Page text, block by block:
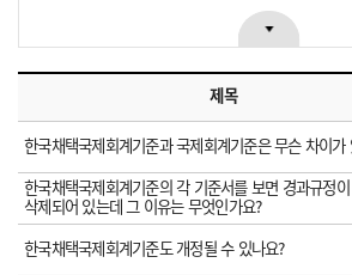
제목
한국채택국제회계기준과 국제회계기준은 무슨 차이가
한국채택국제회계기준의 각 기준서를 보면 경과규정
삭제되어 있는데 그 이유는 무엇인가요?
한국채택국제회계기준도 개정될 수 있나요?